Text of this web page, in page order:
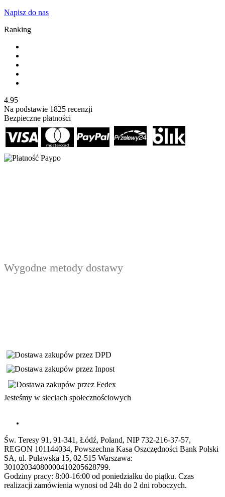
Napisz do nas
Ranking
4.95
Na podstawie 1825 recenzji
Bezpieczne płatności
Wygodne metody dostawy
Jesteśmy w sieciach społecznościowych
Św. Teresy 91, 91-341, Łódź, Poland, NIP 732-216-37-57,
REGON 101144034, Powszechna Kasa Oszczędności Bank Polski
SA, ul. Puławska 15, 02-515 Warszawa:
30102034080000410205628799.
Godziny pracy: 8:00-16:00 od poniedziałku do piątku. Czas
realizacji zamówienia wynosi od 24h do 2 dni roboczych.